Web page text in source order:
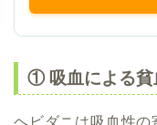
① 吸血による貧
ヘビダニは吸血性の